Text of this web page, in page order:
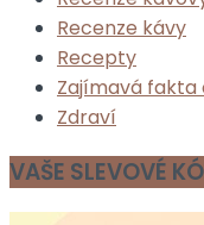
Recenze kávy
Recepty
Zajímavá fakta
Zdraví
VAŠE SLEVOVÉ